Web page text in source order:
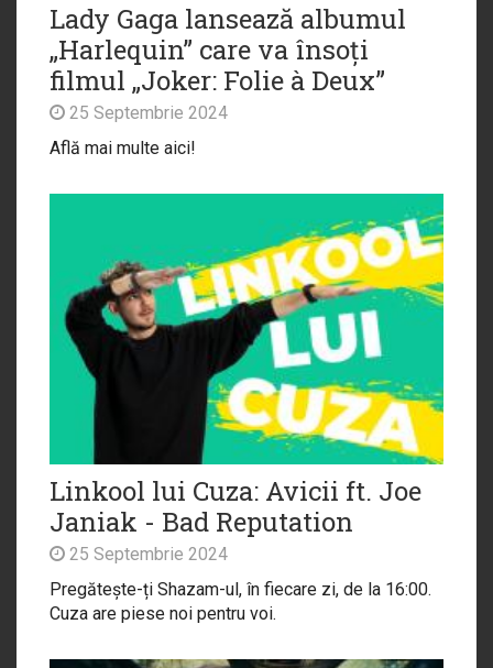
Lady Gaga lansează albumul
„Harlequin” care va însoți
filmul „Joker: Folie à Deux”
25 Septembrie 2024
Află mai multe aici!
Linkool lui Cuza: Avicii ft. Joe
Janiak - Bad Reputation
25 Septembrie 2024
Pregătește-ți Shazam-ul, în fiecare zi, de la 16:00.
Cuza are piese noi pentru voi.